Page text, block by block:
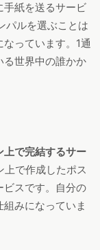
手紙を送るサービ
パルを選ぶことは
っています。1通
る世界中の誰かか
上で完結するサー
で作成したポス
ビスです。自分の
みになっていま